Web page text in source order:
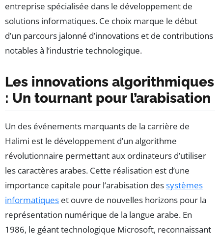
entreprise spécialisée dans le développement de
solutions informatiques. Ce choix marque le début
d’un parcours jalonné d’innovations et de contributions
notables à l’industrie technologique.
Les innovations algorithmiques
: Un tournant pour l’arabisation
Un des événements marquants de la carrière de
Halimi est le développement d’un algorithme
révolutionnaire permettant aux ordinateurs d’utiliser
les caractères arabes. Cette réalisation est d’une
importance capitale pour l’arabisation dessystèmes
informatiques et ouvre de nouvelles horizons pour la
représentation numérique de la langue arabe. En
1986, le géant technologique Microsoft, reconnaissant